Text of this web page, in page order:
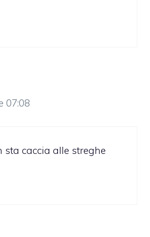
07:08
sta caccia alle streghe